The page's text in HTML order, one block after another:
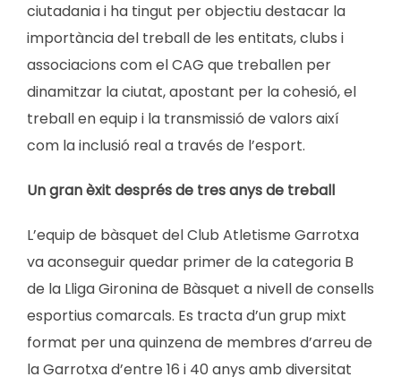
ciutadania i ha tingut per objectiu destacar la
importància del treball de les entitats, clubs i
associacions com el CAG que treballen per
dinamitzar la ciutat, apostant per la cohesió, el
treball en equip i la transmissió de valors així
com la inclusió real a través de l’esport.
Un gran èxit després de tres anys de treball
L’equip de bàsquet del Club Atletisme Garrotxa
va aconseguir quedar primer de la categoria B
de la Lliga Gironina de Bàsquet a nivell de consells
esportius comarcals. Es tracta d’un grup mixt
format per una quinzena de membres d’arreu de
la Garrotxa d’entre 16 i 40 anys amb diversitat